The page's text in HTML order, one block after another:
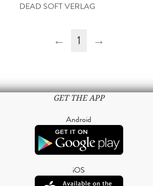
DEAD SOFT VERLAG
← 1 →
GET THE APP
Android
iOS